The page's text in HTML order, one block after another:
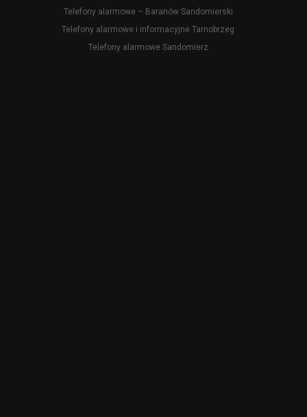
Telefony alarmowe – Baranów Sandomierski
Telefony alarmowe i informacyjne Tarnobrzeg
Telefony alarmowe Sandomierz